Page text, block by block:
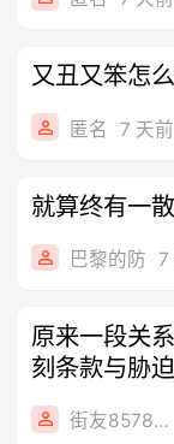
又丑又笨怎
匿名 7 天
就算终有一
巴黎的防 7
原来一段关
刻条款与胁
山水
街友85788185